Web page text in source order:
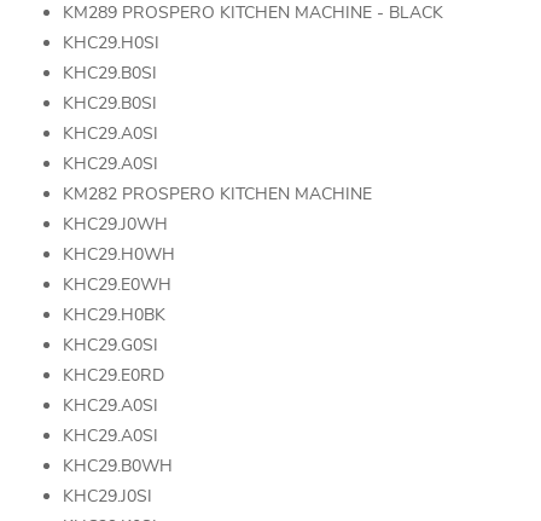
KM289 PROSPERO KITCHEN MACHINE - BLACK
KHC29.H0SI
KHC29.B0SI
KHC29.B0SI
KHC29.A0SI
KHC29.A0SI
KM282 PROSPERO KITCHEN MACHINE
KHC29.J0WH
KHC29.H0WH
KHC29.E0WH
KHC29.H0BK
KHC29.G0SI
KHC29.E0RD
KHC29.A0SI
KHC29.A0SI
KHC29.B0WH
KHC29.J0SI